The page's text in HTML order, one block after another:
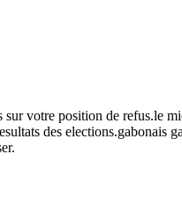
votre position de refus.le
des elections.gabonais